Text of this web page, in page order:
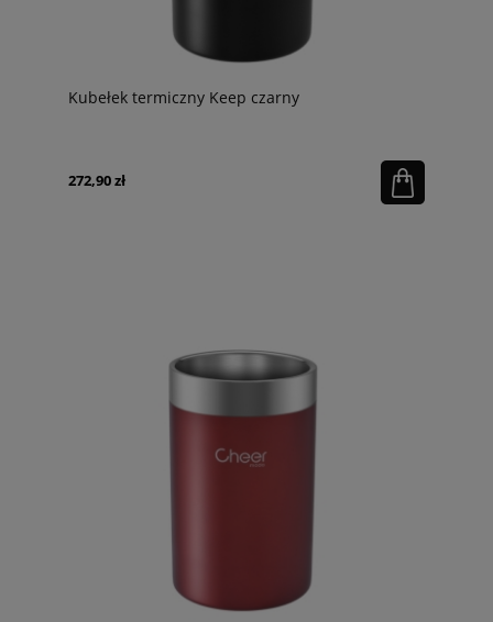
Kubełek termiczny Keep czarny
272,90 zł